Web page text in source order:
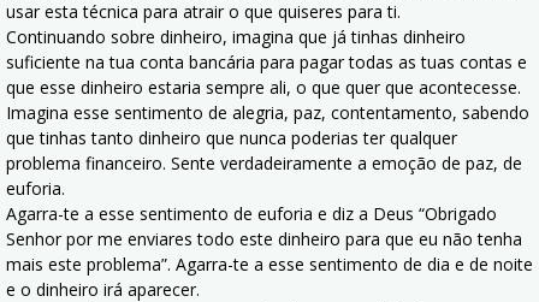
usar esta técnica para atrair o que quiseres para ti.
Continuando sobre dinheiro, imagina que já tinhas dinheiro
suficiente na tua conta bancária para pagar todas as tuas contas e
que esse dinheiro estaria sempre ali, o que quer que acontecesse.
Imagina esse sentimento de alegria, paz, contentamento, sabendo
que tinhas tanto dinheiro que nunca poderias ter qualquer
problema financeiro. Sente verdadeiramente a emoção de paz, de
euforia.
Agarra-te a esse sentimento de euforia e diz a Deus “Obrigado
Senhor por me enviares todo este dinheiro para que eu não tenha
mais este problema”. Agarra-te a esse sentimento de dia e de noite
e o dinheiro irá aparecer.